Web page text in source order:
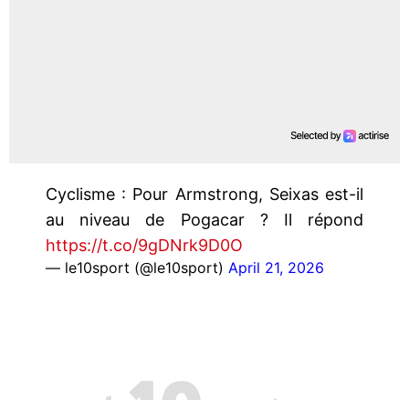
Cyclisme : Pour Armstrong, Seixas est-il
au niveau de Pogacar ? Il répond
https://t.co/9gDNrk9D0O
— le10sport (@le10sport) April 21, 2026